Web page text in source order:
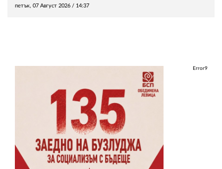
петък, 07 Август 2026 / 14:37
Error9